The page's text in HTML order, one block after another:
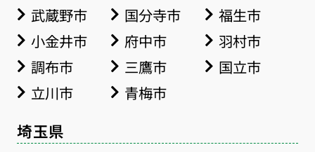
武蔵野市
国分寺市
福生市
小金井市
府中市
羽村市
調布市
三鷹市
国立市
立川市
青梅市
埼玉県